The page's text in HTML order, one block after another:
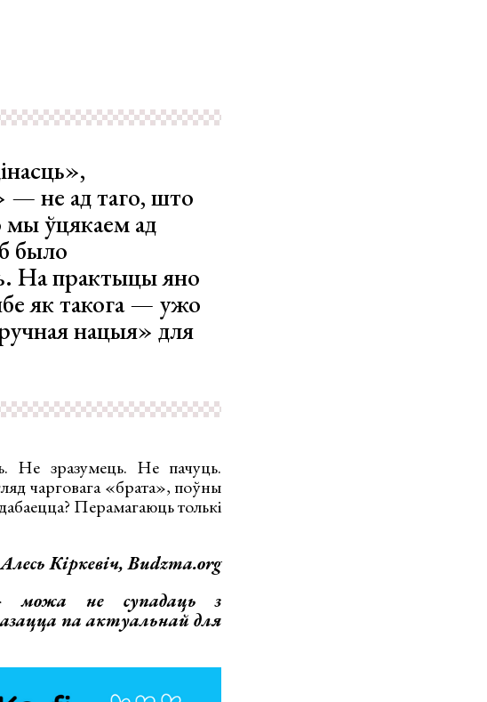
— не ад таго, што
мы ўцякаем ад
было
На практыцы яно
як такога — ужо
нацыя» для
Не зразумець. Не пачуць.
чарговага «брата», поўны
Перамагаюць толькі
Алесь Кіркевіч, Budzma.org
можа не супадаць з
па актуальнай для